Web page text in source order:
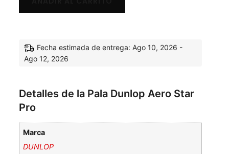
Fecha estimada de entrega: Ago 10, 2026 -
Ago 12, 2026
Detalles de la Pala Dunlop Aero Star
Pro
Marca
DUNLOP